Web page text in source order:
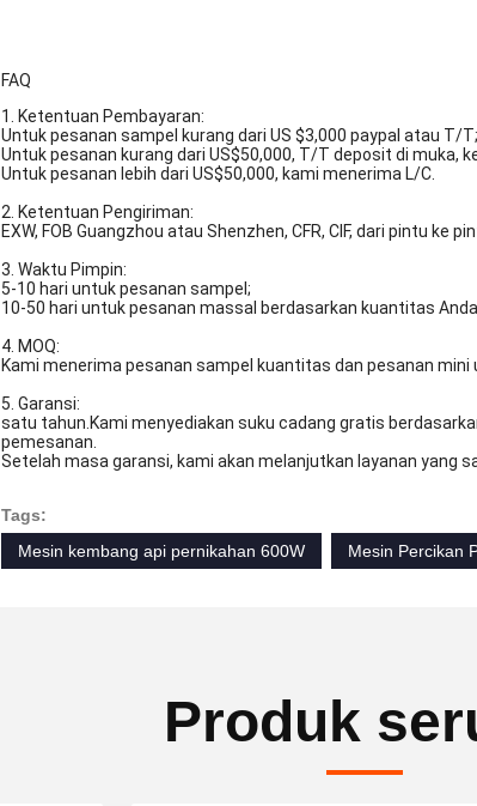
FAQ
1. Ketentuan Pembayaran:
Untuk pesanan sampel kurang dari US $3,000 paypal atau T/T;
Untuk pesanan kurang dari US$50,000, T/T deposit di muka,
Untuk pesanan lebih dari US$50,000, kami menerima L/C.
2. Ketentuan Pengiriman:
EXW, FOB Guangzhou atau Shenzhen, CFR, CIF, dari pintu ke
3. Waktu Pimpin:
5-10 hari untuk pesanan sampel;
10-50 hari untuk pesanan massal berdasarkan kuantitas Anda.
4. MOQ:
Kami menerima pesanan sampel kuantitas dan pesanan
5. Garansi:
satu tahun.Kami menyediakan suku cadang gratis
pemesanan.
Setelah masa garansi, kami akan melanjutkan layanan yang
Tags:
Mesin kembang api pernikahan 600W
Mesin Percikan
Produk